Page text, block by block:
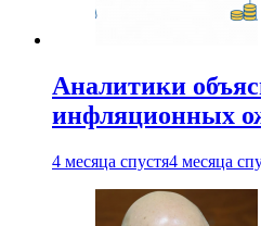
Аналитики
инфляционных
4 месяца спустя4 месяца